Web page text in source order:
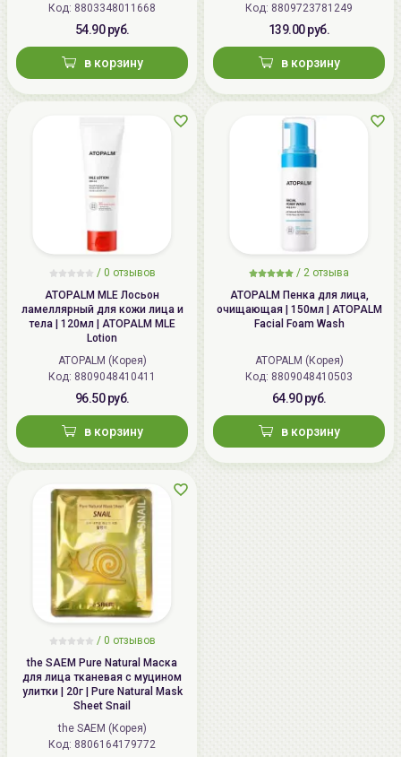
Код: 8803348011668
54.90 руб.
в корзину
Код: 8809723781249
139.00 руб.
в корзину
/ 0 отзывов
ATOPALM MLE Лосьон
ламеллярный для кожи лица и
тела | 120мл | ATOPALM MLE
Lotion
ATOPALM (Корея)
Код: 8809048410411
96.50 руб.
в корзину
/ 2 отзыва
ATOPALM Пенка для лица,
очищающая | 150мл | ATOPALM
Facial Foam Wash
ATOPALM (Корея)
Код: 8809048410503
64.90 руб.
в корзину
/ 0 отзывов
the SAEM Pure Natural Маска
для лица тканевая с муцином
улитки | 20г | Pure Natural Mask
Sheet Snail
the SAEM (Корея)
Код: 8806164179772